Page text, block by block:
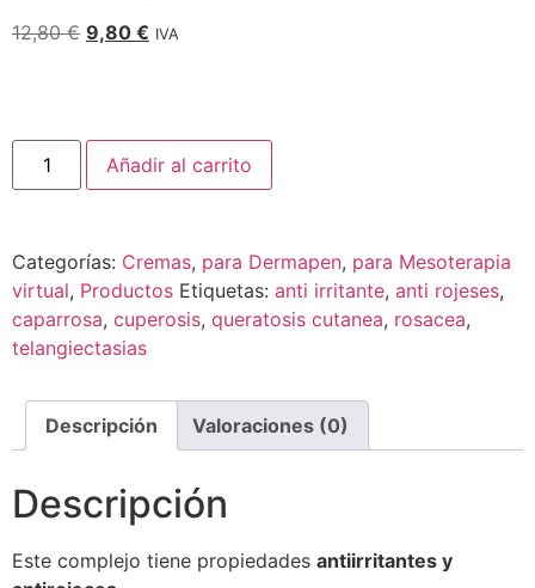
12,80€ 9,80 € IVA
Añadir al carrito
Categorías: Cremas, para Dermapen, para Mesoterapia
virtual, Productos Etiquetas: anti irritante, anti rojeses,
caparrosa, cuperosis, queratosis cutanea, rosacea,
telangiectasias
Descripción Valoraciones (0)
Descripción
Este complejo tiene propiedades antiirritantes y